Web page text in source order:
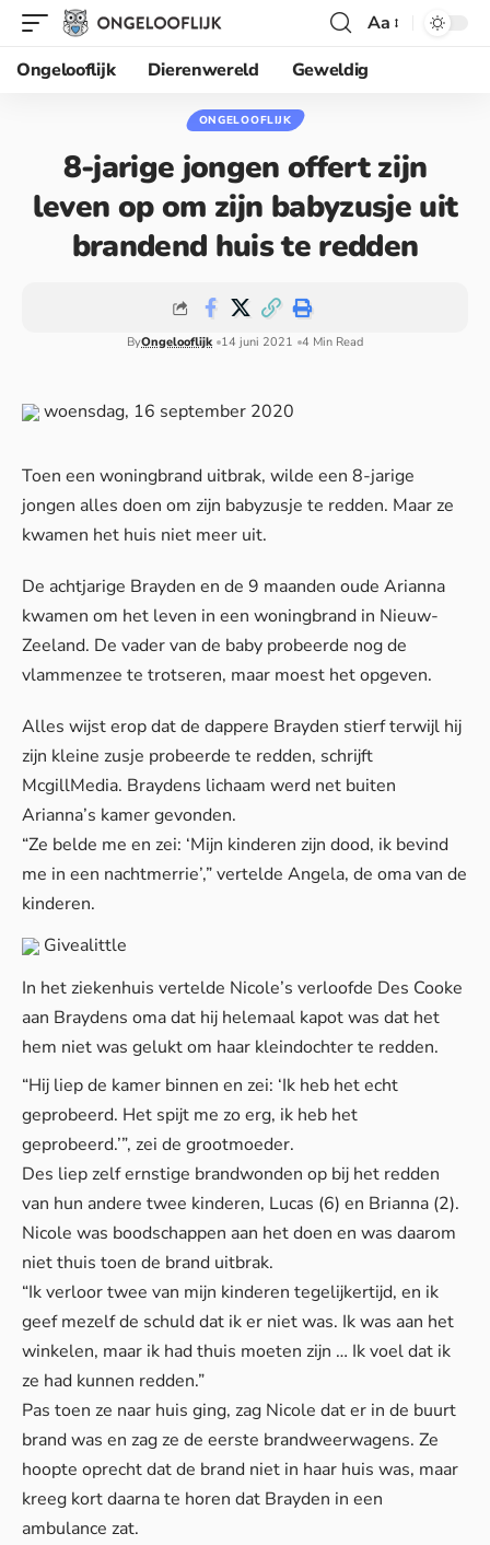
Aa
Ongelooflijk
Dierenwereld Geweldig
ONGELOOFLIJK
8-jarige jongen offert zijn
leven op om zijn babyzusje uit
brandend huis te redden
ByOngelooflijk 14 juni 2021 4 Min Read
woensdag, 16 september 2020
Toen een woningbrand uitbrak, wilde een 8-jarige
jongen alles doen om zijn babyzusje te redden. Maar ze
kwamen het huis niet meer uit.
De achtjarige Brayden en de 9 maanden oude Arianna
kwamen om het leven in een woningbrand in Nieuw-
Zeeland. De vader van de baby probeerde nog de
vlammenzee te trotseren, maar moest het opgeven.
Alles wijst erop dat de dappere Brayden stierf terwijl hij
zijn kleine zusje probeerde te redden, schrijft
McgillMedia. Braydens lichaam werd net buiten
Arianna’s kamer gevonden.
“Ze belde me en zei: ‘Mijn kinderen zijn dood, ik bevind
me in een nachtmerrie’,” vertelde Angela, de oma van de
kinderen.
Givealittle
In het ziekenhuis vertelde Nicole’s verloofde Des Cooke
aan Braydens oma dat hij helemaal kapot was dat het
hem niet was gelukt om haar kleindochter te redden.
“Hij liep de kamer binnen en zei: ‘Ik heb het echt
geprobeerd. Het spijt me zo erg, ik heb het
geprobeerd.’”, zei de grootmoeder.
Des liep zelf ernstige brandwonden op bij het redden
van hun andere twee kinderen, Lucas (6) en Brianna (2).
Nicole was boodschappen aan het doen en was daarom
niet thuis toen de brand uitbrak.
“Ik verloor twee van mijn kinderen tegelijkertijd, en ik
geef mezelf de schuld dat ik er niet was. Ik was aan het
winkelen, maar ik had thuis moeten zijn … Ik voel dat ik
ze had kunnen redden.”
Pas toen ze naar huis ging, zag Nicole dat er in de buurt
brand was en zag ze de eerste brandweerwagens. Ze
hoopte oprecht dat de brand niet in haar huis was, maar
kreeg kort daarna te horen dat Brayden in een
ambulance zat.